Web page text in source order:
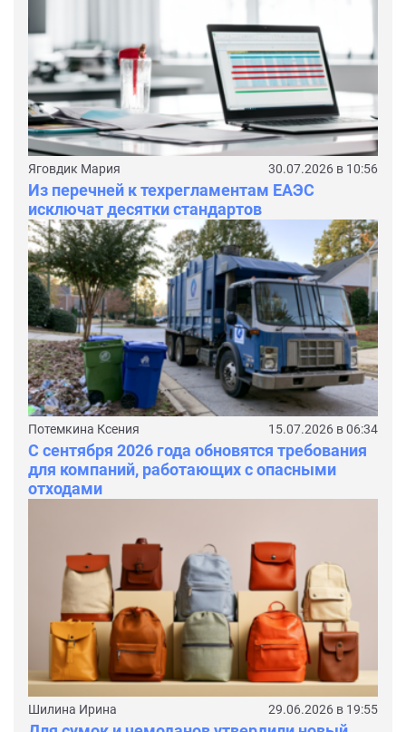
Яговдик Мария 30.07.2026 в 10:56
Из перечней к техрегламентам ЕАЭС
исключат десятки стандартов
Потемкина Ксения 15.07.2026 в 06:34
С сентября 2026 года обновятся требования
для компаний, работающих с опасными
отходами
Шилина Ирина 29.06.2026 в 19:55